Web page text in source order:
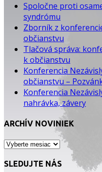
Spoločne proti
syndrómu
Zborník z
občianstvu
Tlačová správa:
k občianstvu
Konferencia
občianstvu –
Konferencia
nahrávka, závery
ARCHÍV NOVINIEK
ARCHÍV
SLEDUJTE NÁS